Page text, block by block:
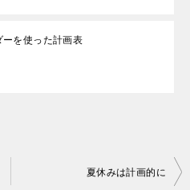
を使った計画表
夏休みは計画的に